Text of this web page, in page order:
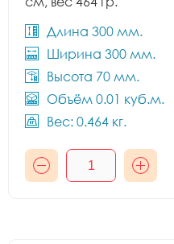
Длина 300 мм.
Ширина 300 мм.
Высота 70 мм.
Объём 0.01 куб.м.
Вес: 0.464 кг.